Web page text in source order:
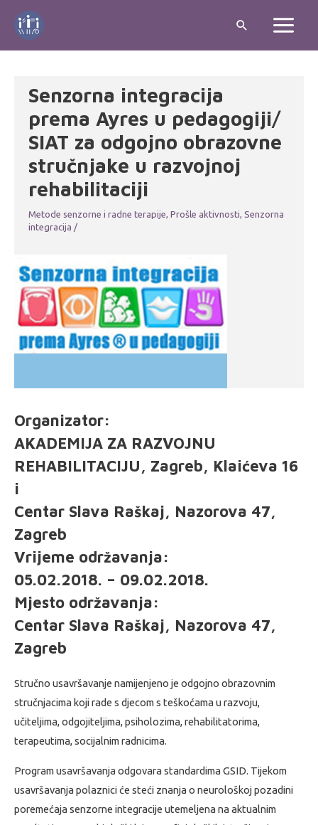
Search
Main
Senzorna integracija
prema Ayres u pedagogiji/
SIAT za odgojno obrazovne
stručnjake u razvojnoj
rehabilitaciji
Metode senzorne i radne terapije, Prošle aktivnosti, Senzorna
integracija /
Organizator:
AKADEMIJA ZA RAZVOJNU
REHABILITACIJU, Zagreb, Klaićeva 16
i
Centar Slava Raškaj, Nazorova 47,
Zagreb
Vrijeme održavanja:
05.02.2018. – 09.02.2018.
Mjesto održavanja:
Centar Slava Raškaj, Nazorova 47,
Zagreb
Stručno usavršavanje namijenjeno je odgojno obrazovnim
stručnjacima koji rade s djecom s teškoćama u razvoju,
učiteljima, odgojiteljima, psiholozima, rehabilitatorima,
terapeutima, socijalnim radnicima.
Program usavršavanja odgovara standardima GSID. Tijekom
usavršavanja polaznici će steći znanja o neurološkoj pozadini
poremećaja senzorne integracije utemeljena na aktualnim